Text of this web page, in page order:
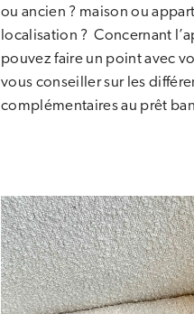
ou ancien ? maison ou
localisation ? Concernant
pouvez faire un point avec
vous conseiller sur les
complémentaires au prêt